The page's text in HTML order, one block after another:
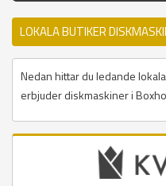
LOKALA BUTIKER
Nedan hittar du ledande
erbjuder diskmaskiner i